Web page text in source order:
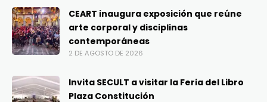
CEART inaugura exposición que reúne
arte corporal y disciplinas
contemporáneas
2 DE AGOSTO DE 2026
Invita SECULT a visitar la Feria del Libro
Plaza Constitución